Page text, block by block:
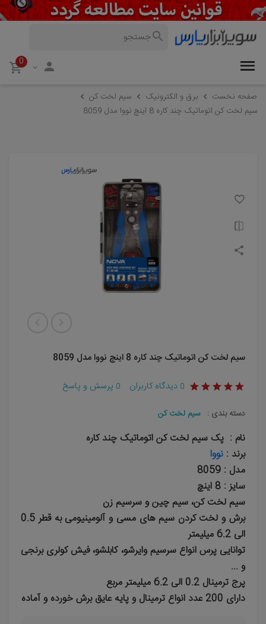
0
صفحه نخست برق و الکترونیک
سیم لخت کن
سیم لخت کن اتوماتیک چند کاره 8 اینچ نووا مدل 8059
سیم لخت کن اتوماتیک چند کاره 8 اینچ نووا مدل 8059
0 دیدگاه کاربران 0 پرسش و پاسخ
دسته بندی : سیم لخت کن
نام : پک سیم لخت کن اتوماتیک چند کاره
برند : نووا
مدل : 8059
سایز : 8 اینچ
سیم لخت کن، سیم چین و سرسیم زن
برش و لخت کردن سیم های مسی و آلومینیومی به قطر 0.5
الی 6.2 میلیمتر
توانایی پرس انواع سرسیم وایرشو، کابلشو، فیش کولری برنجی
و ...
پرج ترمینال 0.2 الی 6.2 میلیمتر مربع
دارای 200 عدد انواع ترمینال و پایه عایق برش خورده و آماده